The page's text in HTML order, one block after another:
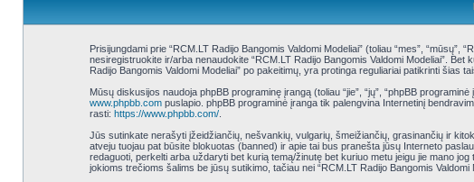
Prisijungdami prie “RCM.LT Radijo Bangomis Valdomi Modeliai” (toliau “mes”,
nesiregistruokite ir/arba nenaudokite “RCM.LT Radijo Bangomis Valdomi Modeliai”.
Radijo Bangomis Valdomi Modeliai” po pakeitimų, yra protinga reguliariai patikrinti šias
Mūsų diskusijos naudoja phpBB programinę įrangą (toliau “jie”, “jų”, “phpBB
www.phpbb.compuslapio. phpBB programinė įranga tik palengvina Internetinį
rasti: https://www.phpbb.com/.
Jūs sutinkate nerašyti įžeidžiančių, nešvankių, vulgarių, šmeižiančių, grasinančių ir
atveju tuojau pat būsite blokuotas (banned) ir apie tai bus pranešta jūsų Interneto
redaguoti, perkelti arba uždaryti bet kurią temą/žinutę bet kuriuo metu jeigu jie mano
jokioms trečioms šalims be jūsų sutikimo, tačiau nei “RCM.LT Radijo Bangomis